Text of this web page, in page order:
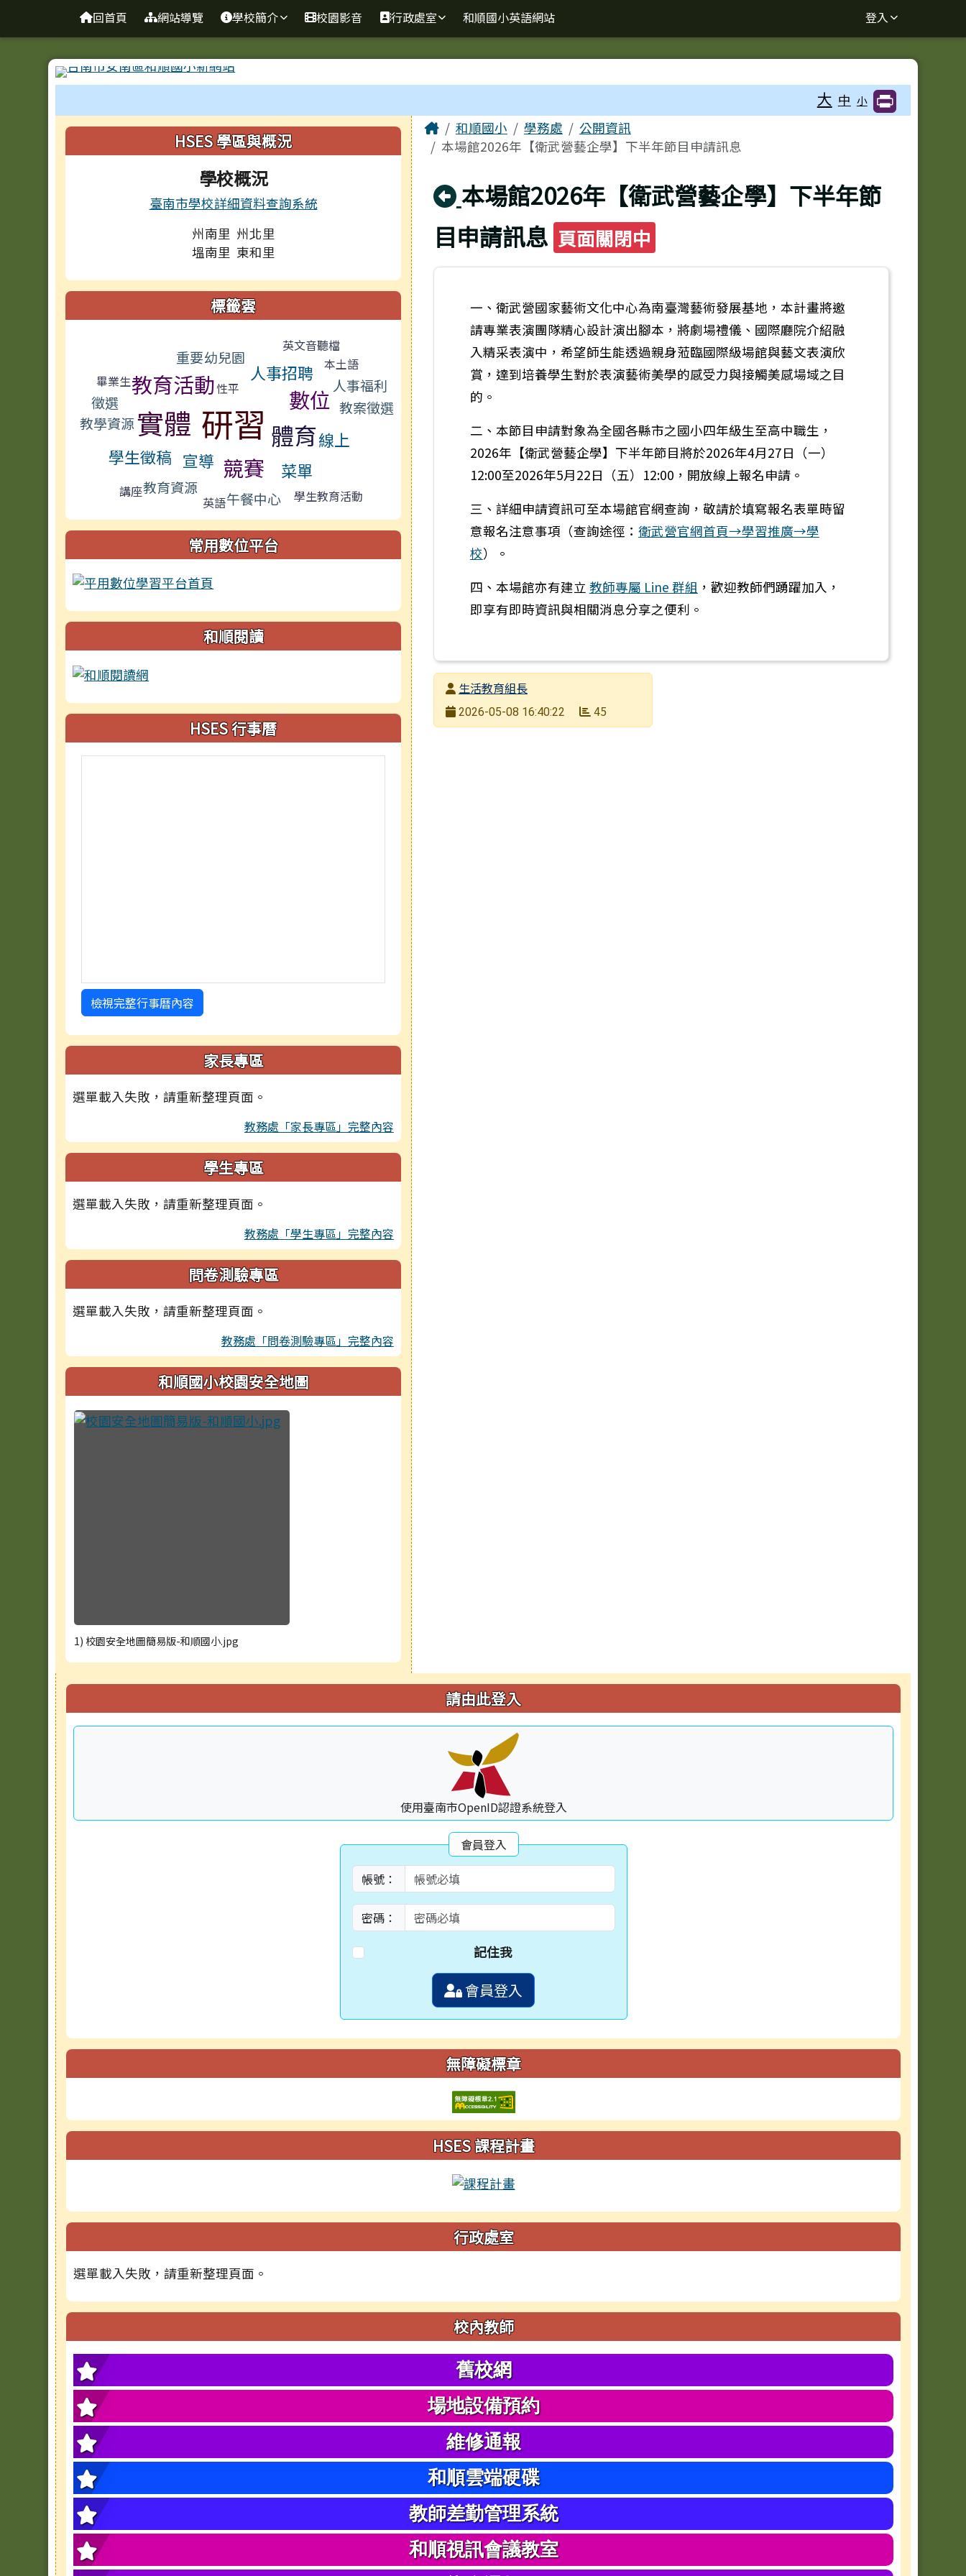
台南市和順國小新校網
回首頁 網站導覽 學校簡介 校園影音 行政處室 和順國小英語網站 登入
大 中 小
左邊區域內容HSES 學區與概況
學校概況
臺南市學校詳細資料查詢系統
州南里 州北里
塭南里 東和里
標籤雲
重要幼兒園
英文音聽檔
教育活動 人事招聘
本土語
畢業生
人事福利
徵選
性平 數位
教學資源實體 研習 教案徵選
體育線上
學生徵稿 宣導 競賽 菜單
講座教育資源
英語午餐中心 學生教育活動
常用數位平台
和順閱讀
HSES 行事曆
檢視完整行事曆內容
家長專區
選單載入失敗，請重新整理頁面。
教務處「家長專區」完整內容
學生專區
選單載入失敗，請重新整理頁面。
教務處「學生專區」完整內容
問卷測驗專區
選單載入失敗，請重新整理頁面。
教務處「問卷測驗專區」完整內容
和順國小校園安全地圖
1) 校園安全地圖簡易版-和順國小.jpg
主內容區域
Home和順國小 學務處
公開資訊
本場館2026年【衛武營藝企學】下半年節目申請訊息
回上頁
本場館2026年【衛武營藝企學】下半年節
目申請訊息 頁面關閉中
一、衛武營國家藝術文化中心為南臺灣藝術發展基地，本計畫將邀
請專業表演團隊精心設計演出腳本，將劇場禮儀、國際廳院介紹融
入精采表演中，希望師生能透過親身蒞臨國際級場館與藝文表演欣
賞，達到培養學生對於表演藝術美學的感受力與接觸美感場域之目
的。
二、本節目申請對象為全國各縣市之國小四年級生至高中職生，
2026年【衛武營藝企學】下半年節目將於2026年4月27日（一）
12:00至2026年5月22日（五）12:00，開放線上報名申請。
三、詳細申請資訊可至本場館官網查詢，敬請於填寫報名表單時留
意報名注意事項（查詢途徑： 衛武營官網首頁→學習推廣→學
校）。
四、本場館亦有建立 教師專屬 Line 群組 ，歡迎教師們踴躍加入，
即享有即時資訊與相關消息分享之便利。
發布者生活教育組長
發布日期
2026-05-08 16:40:22 45
右邊區域內容 請由此登入
使用臺南市OpenID認證系統登入
會員登入
帳號：
密碼：
記住我
會員登入
無障礙標章
HSES 課程計畫
行政處室
選單載入失敗，請重新整理頁面。
校內教師
舊校網
場地設備預約
維修通報
和順雲端硬碟
教師差勤管理系統
和順視訊會議教室
頁尾區域